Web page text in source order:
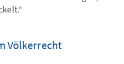
Völkerrecht